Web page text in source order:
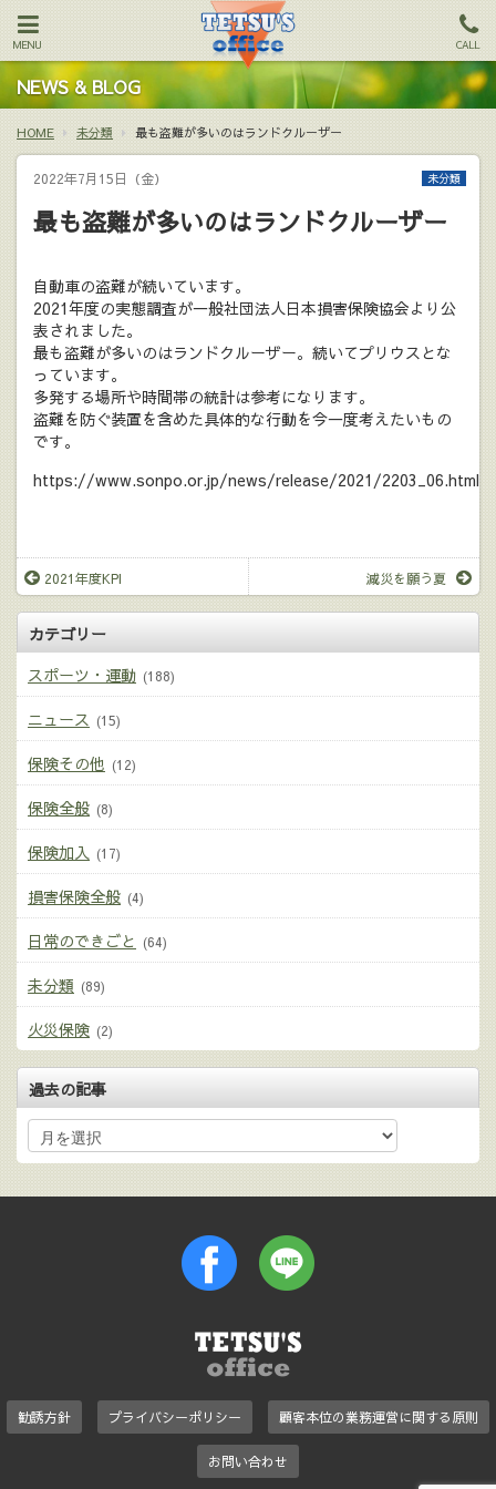
MENU CALL
NEWS & BLOG
HOME 未分類 最も盗難が多いのはランドクルーザー
2022年7月15日（金） 未分類
最も盗難が多いのはランドクルーザー
自動車の盗難が続いています。
2021年度の実態調査が一般社団法人日本損害保険協会より公
表されました。
最も盗難が多いのはランドクルーザー。続いてプリウスとな
っています。
多発する場所や時間帯の統計は参考になります。
盗難を防ぐ装置を含めた具体的な行動を今一度考えたいもの
です。
https://www.sonpo.or.jp/news/release/2021/2203_06.html
2021年度KPI 減災を願う夏
カテゴリー
スポーツ・運動 (188)
ニュース (15)
保険その他 (12)
保険全般 (8)
保険加入 (17)
損害保険全般 (4)
日常のできごと (64)
未分類 (89)
火災保険 (2)
過去の記事
勧誘方針 プライバシーポリシー 顧客本位の業務運営に関する原則
お問い合わせ